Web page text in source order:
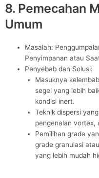
8. Pemecahan
Umum
Masalah:
Penyimpanan atau
Penyebab dan Solusi:
Masuknya
segel yang lebih
kondisi inert.
Teknik dispersi
pengenalan vortex,
Pemilihan grade
grade granulasi
yang lebih mudah